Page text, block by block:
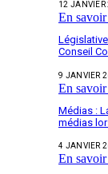
12 JANVIER
En
Conseil
9 JANVIER
En
Médias :
médias
4 JANVIER
En